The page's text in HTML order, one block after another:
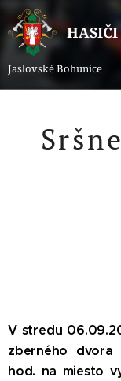
HASIČI
Jaslovské Bohunice
V stredu
zberného dvora
hod. na miesto